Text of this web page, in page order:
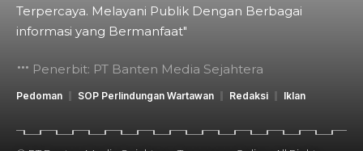
Terpercaya. Melayani Publik Dengan Berbagai
informasi yang Bermanfaat"
Penerbit: PT Banten Media Sejahtera
Pedoman SOP Perlindungan Wartawan Redaksi Iklan